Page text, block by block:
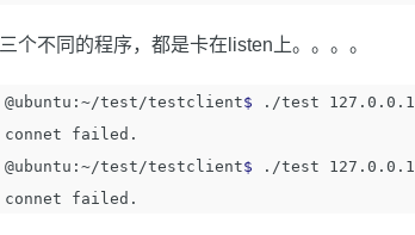
三个不同的程序，都是卡在listen上。。。。
@ubuntu:~/test/testclient$
./test 127.0.0.1
connet failed.
@ubuntu:~/test/testclient$
./test 127.0.0.1